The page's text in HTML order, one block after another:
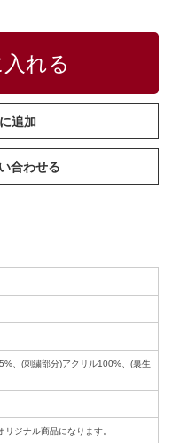
追加
合わせる
、(刺繍部分)アクリル100%、(裏生
ジナル商品になります。